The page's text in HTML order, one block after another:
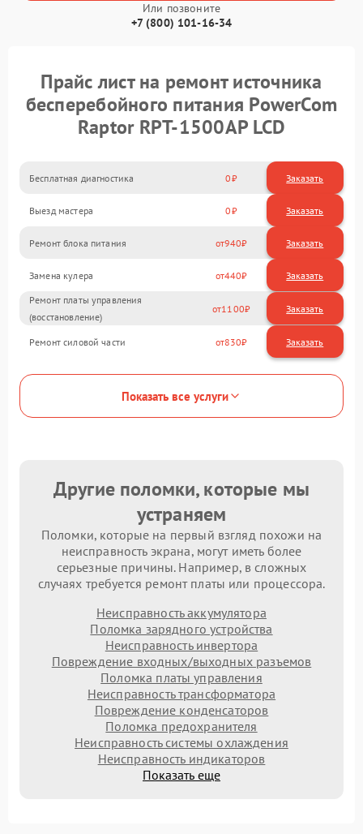
Или позвоните
+7 (800) 101-16-34
Прайс лист на ремонт источника
бесперебойного питания PowerCom
Raptor RPT-1500AP LCD
Бесплатная диагностика 0 Заказать
Выезд мастера 0 Заказать
Ремонт блока питания 940
Замена кулера 440
Ремонт платы управления
(восстановление)
1100
Ремонт силовой части 830
Показать все услуги
Другие поломки, которые мы
устраняем
Поломки, которые на первый взгляд похожи на
неисправность экрана, могут иметь более
серьезные причины. Например, в сложных
случаях требуется ремонт платы или процессора.
Неисправность аккумулятора
Поломка зарядного устройства
Неисправность инвертора
Повреждение входных/выходных разъемов
Поломка платы управления
Неисправность трансформатора
Повреждение конденсаторов
Поломка предохранителя
Неисправность системы охлаждения
Неисправность индикаторов
Показать еще